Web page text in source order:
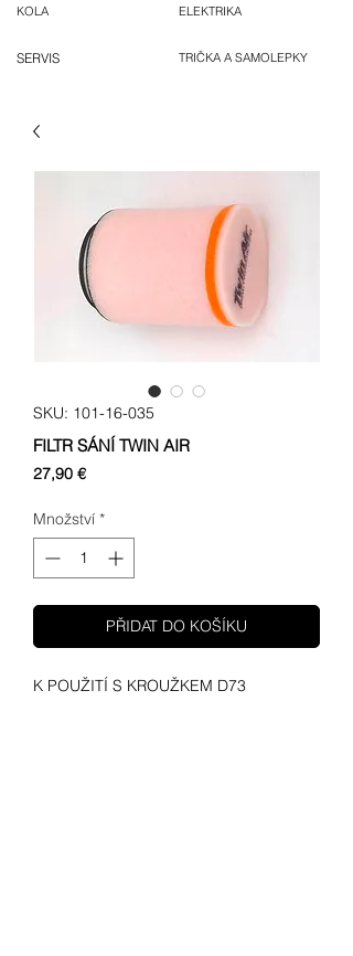
KOLA
SERVIS
ELEKTRIKA
TRIČKA A SAMOLEPKY
SKU: 101-16-035
FILTR SÁNÍ TWIN AIR
27,90 €Cena
Množství *
PŘIDAT DO KOŠÍKU
K POUŽITÍ S KROUŽKEM D73